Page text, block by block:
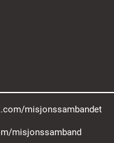
misjonssambandet
misjonssamband